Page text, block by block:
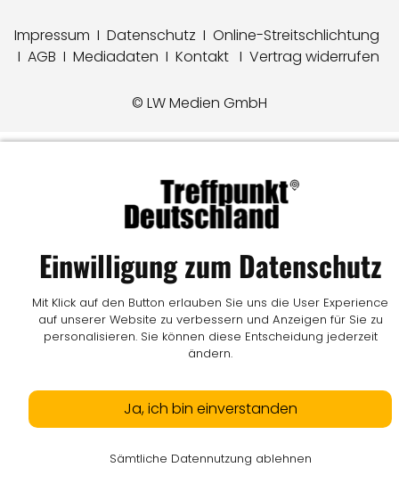
Impressum I Datenschutz I Online-Streitschlichtung
I AGB I Mediadaten I Kontakt I Vertrag widerrufen
© LW Medien GmbH
Einwilligung zum Datenschutz
Mit Klick auf den Button erlauben Sie uns die User Experience
auf unserer Website zu verbessern und Anzeigen für Sie zu
personalisieren. Sie können diese Entscheidung jederzeit
ändern.
Ja, ich bin einverstanden
Sämtliche Datennutzung ablehnen